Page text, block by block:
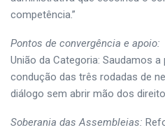
competência.”
Pontos de convergência e apoio:
União da Categoria: Saudamos
condução das três rodadas de
diálogo sem abrir mão dos
Soberania das Assembleias: